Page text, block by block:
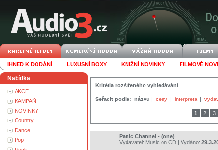
IHNED K DODÁNÍ LUXUSNÍ BOXY KNIŽNÍ NOVINKY FILMOVÉ
Nabídka
AKCE
KAMPAŇ
NOVINKY
Country
Dance
Pop
Kritéria rozšířeného vyhledávání
Seřadit podle: názvu | ceny | interpreta |
1 2 3
Panic Channel - (one)
Vydavatel: Music on CD | Vydáno: